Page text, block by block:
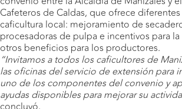
Cafeteros de Caldas, que ofrece
caficultura local: mejoramiento de
procesadoras de pulpa e incentivos para
otros beneficios para los productores.
“Invitamos a todos los caficultores de
las oficinas del servicio de extensión para
uno de los componentes del convenio y
ayudas disponibles para mejorar su